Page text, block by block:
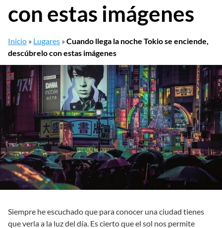
con estas imágenes
Inicio » Lugares »Cuando llega la noche Tokio se enciende,
descúbrelo con estas imágenes
Siempre he escuchado que para conocer una ciudad tienes
que verla a la luz del día. Es cierto que el sol nos permite